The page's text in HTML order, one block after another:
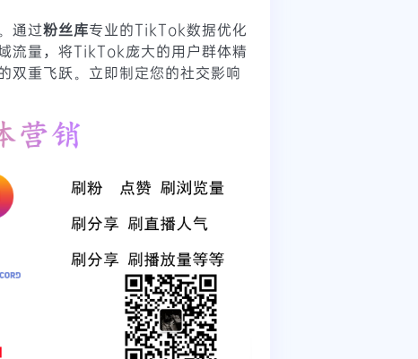
通过粉丝库专业的TikTok数据优化
流量，将TikTok庞大的用户群体精
双重飞跃。立即制定您的社交影响